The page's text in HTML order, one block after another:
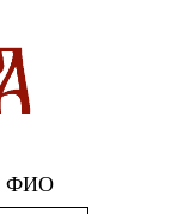
ФИО